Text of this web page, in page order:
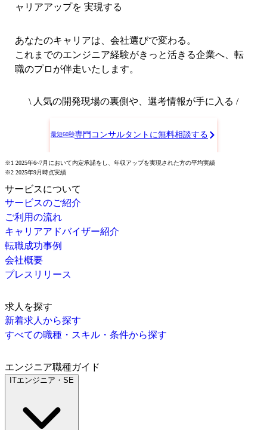
ャリアアップを 実現する
あなたのキャリアは、会社選びで変わる。
これまでのエンジニア経験がきっと活きる企業へ、転
職のプロが伴走いたします。
\ 人気の開発現場の裏側や、選考情報が手に入る /
最短60秒専門コンサルタントに無料相談する
※1 2025年6~7月において内定承諾をし、年収アップを実現された方の平均実績
※2 2025年9月時点実績
サービスについて
サービスのご紹介
ご利用の流れ
キャリアアドバイザー紹介
転職成功事例
会社概要
プレスリリース
求人を探す
新着求人から探す
すべての職種・スキル・条件から探す
エンジニア職種ガイド
ITエンジニア・SE